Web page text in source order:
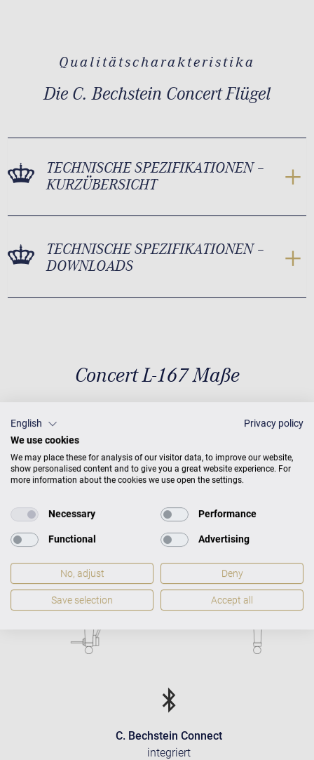
Qualitätscharakteristika
Die C. Bechstein Concert Flügel
TECHNISCHE SPEZIFIKATIONEN –
KURZÜBERSICHT
TECHNISCHE SPEZIFIKATIONEN –
DOWNLOADS
Concert L-167 Maße
Maße
317 kg
C. Bechstein Connect
integriert
English
Privacy policy
We use cookies
We may place these for analysis of our visitor data, to improve our website,
show personalised content and to give you a great website experience. For
more information about the cookies we use open the settings.
Necessary Performance
Functional Advertising
No, adjust Deny
Save selection Accept all